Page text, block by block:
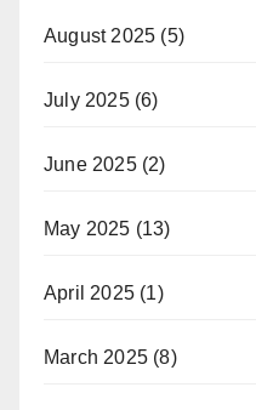
August 2025 (5)
July 2025(6)
June 2025(2)
May 2025 (13)
April 2025 (1)
March 2025 (8)